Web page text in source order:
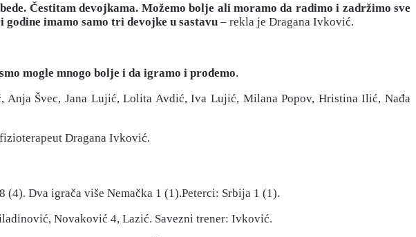
Čestitam devojkama. Možemo bolje ali moramo da radimo i zadržimo sve
godine imamo samo tri devojke u sastavu – rekla je Dragana Ivković.
mogle mnogo bolje i da igramo i prođemo.
Anja Švec, Jana Lujić, Lolita Avdić, Iva Lujić, Milana Popov, Hristina Ilić, Nađa
Dragana Ivković.
Dva igrača više Nemačka 1 (1).Peterci: Srbija 1 (1).
Novaković 4, Lazić. Savezni trener: Ivković.